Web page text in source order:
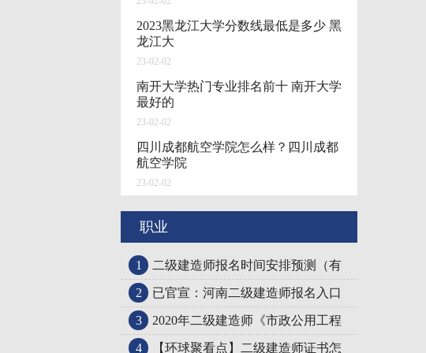
2023黑龙江大学分数线最低是多少 黑
龙江大
23-02-02
南开大学热门专业排名前十 南开大学
最好的
23-02-02
四川成都航空学院怎么样？四川成都
航空学院
23-02-02
职业
1 二级建造师报名时间安排预测（有
2 已官宣：河南二级建造师报名入口
3 2020年二级建造师《市政公用工程
4 【环球聚看点】二级建造师证书怎